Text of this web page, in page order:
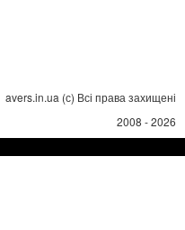
avers.in.ua (с) Всі права захищені
2008 - 2026